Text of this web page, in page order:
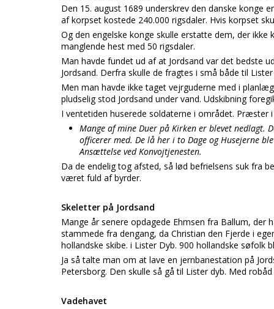
Den 15. august 1689 underskrev den danske konge
af korpset kostede 240.000 rigsdaler. Hvis korpset
Og den engelske konge skulle erstatte dem, der
manglende hest med 50 rigsdaler.
Man havde fundet ud af at Jordsand var det bedste
Jordsand. Derfra skulle de fragtes i små både til
Men man havde ikke taget vejrguderne med i
pludselig stod Jordsand under vand. Udskibning
I ventetiden huserede soldaterne i området. Præster
Mange af mine Duer på Kirken er blevet nedlagt.
officerer med. De lå her i to Dage og Husejerne
Ansættelse ved Konvojtjenesten.
Da de endelig tog afsted, så lød befrielsens suk fra
været fuld af byrder.
Skeletter på Jordsand
Mange år senere opdagede Ehmsen fra Ballum, der
stammede fra dengang, da Christian den Fjerde i
hollandske skibe. i Lister Dyb. 900 hollandske søfolk
Ja så talte man om at lave en jernbanestation på
Petersborg. Den skulle så gå til Lister dyb. Med
Vadehavet